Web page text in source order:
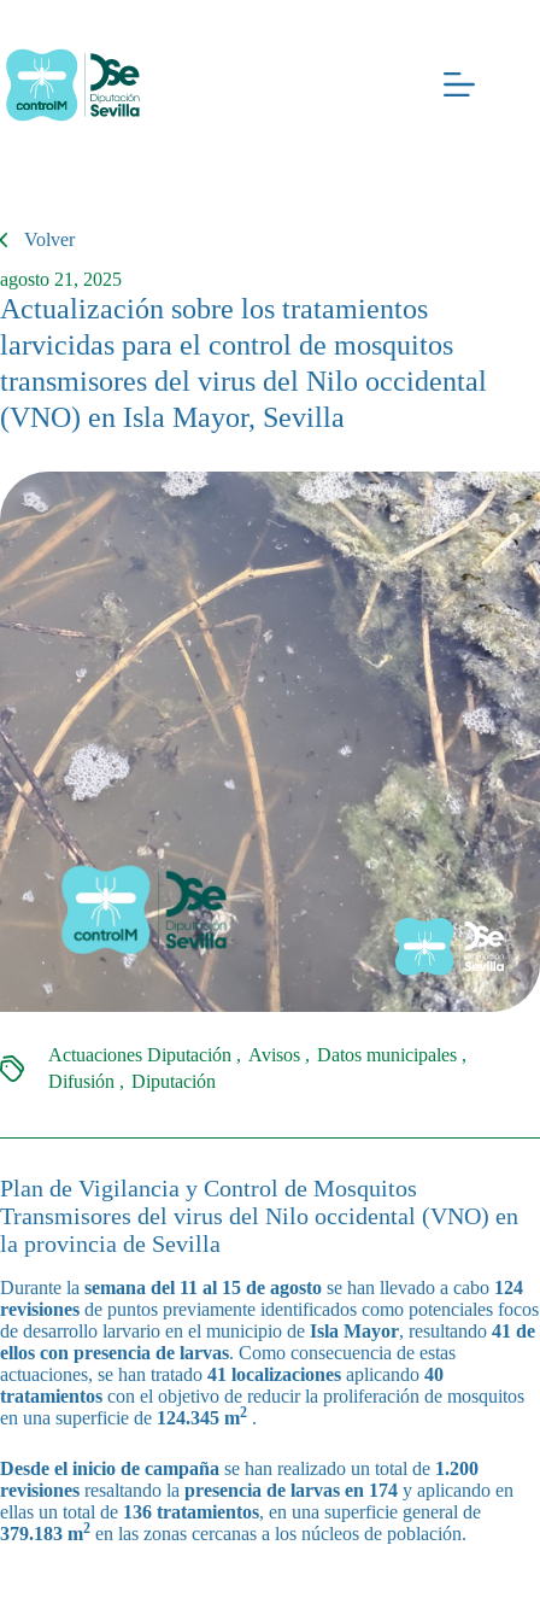
contenido
Volver
agosto 21, 2025
Actualización sobre los tratamientos
larvicidas para el control de mosquitos
transmisores del virus del Nilo occidental
(VNO) en Isla Mayor, Sevilla
Actuaciones Diputación Avisos
Datos municipales
Difusión
Diputación
Plan de Vigilancia y Control de Mosquitos
Transmisores del virus del Nilo occidental (VNO) en
la provincia de Sevilla
Durante la semana del 11 al 15 de agosto se han llevado a cabo 124
revisiones de puntos previamente identificados como potenciales focos
de desarrollo larvario en el municipio de Isla Mayor, resultando 41 de
ellos con presencia de larvas. Como consecuencia de estas
actuaciones, se han tratado 41 localizaciones aplicando 40
tratamientos con el objetivo de reducir la proliferación de mosquitos
en una superficie de 124.345 m2 .
Desde el inicio de campaña se han realizado un total de 1.200
revisiones resaltando la presencia de larvas en 174 y aplicando en
ellas un total de 136 tratamientos, en una superficie general de
379.183 m2 en las zonas cercanas a los núcleos de población.